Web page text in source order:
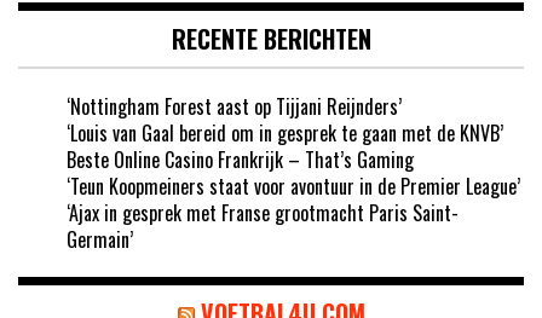
RECENTE BERICHTEN
‘Nottingham Forest aast op Tijjani Reijnders’
‘Louis van Gaal bereid om in gesprek te gaan met de KNVB’
Beste Online Casino Frankrijk – That’s Gaming
‘Teun Koopmeiners staat voor avontuur in de Premier League’
‘Ajax in gesprek met Franse grootmacht Paris Saint-
Germain’